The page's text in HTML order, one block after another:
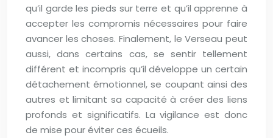
qu’il garde les pieds sur terre et qu’il apprenne à
accepter les compromis nécessaires pour faire
avancer les choses. Finalement, le Verseau peut
aussi, dans certains cas, se sentir tellement
différent et incompris qu’il développe un certain
détachement émotionnel, se coupant ainsi des
autres et limitant sa capacité à créer des liens
profonds et significatifs. La vigilance est donc
de mise pour éviter ces écueils.